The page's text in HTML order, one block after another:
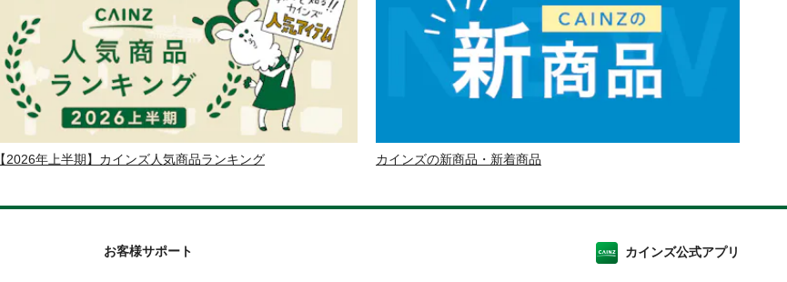
【2026年上半期】カインズ人気商品ランキング カインズの新商品・新着商品
お客様サポート カインズ公式アプリ